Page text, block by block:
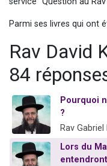
Parmi ses livres qui ont
Rav David
84
Pourquoi
?
Rav Gabriel
Lors du